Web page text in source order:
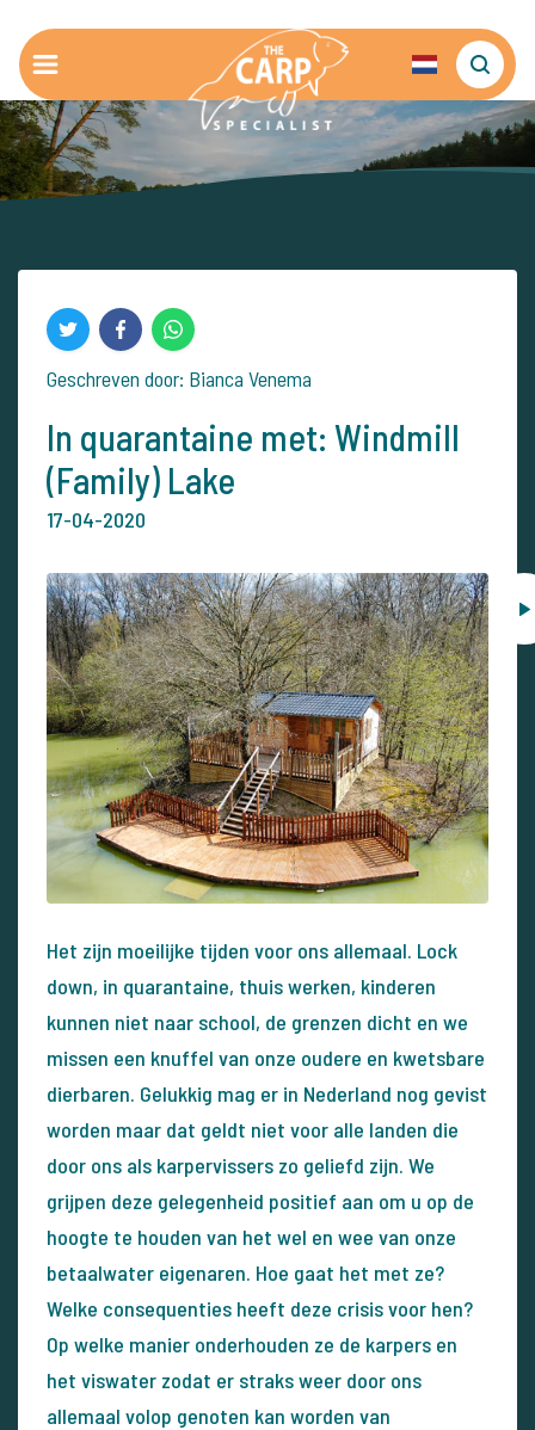
Geschreven door: Bianca Venema
In quarantaine met: Windmill
(Family) Lake
17-04-2020
Het zijn moeilijke tijden voor ons allemaal. Lock
down, in quarantaine, thuis werken, kinderen
kunnen niet naar school, de grenzen dicht en we
missen een knuffel van onze oudere en kwetsbare
dierbaren. Gelukkig mag er in Nederland nog gevist
worden maar dat geldt niet voor alle landen die
door ons als karpervissers zo geliefd zijn. We
grijpen deze gelegenheid positief aan om u op de
hoogte te houden van het wel en wee van onze
betaalwater eigenaren. Hoe gaat het met ze?
Welke consequenties heeft deze crisis voor hen?
Op welke manier onderhouden ze de karpers en
het viswater zodat er straks weer door ons
allemaal volop genoten kan worden van